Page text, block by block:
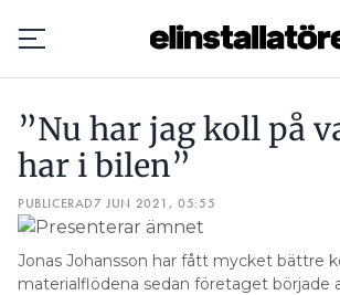
Prenumerera
Hantera prenumeration
Lediga jobb
”Nu har jag koll på
har i bilen”
PUBLICERAD7 JUN 2021, 05:55
Jonas Johansson har fått mycket bättre
materialflödena sedan företaget började
”NU HAR JAG KOLL PÅ VAD JAG HAR I